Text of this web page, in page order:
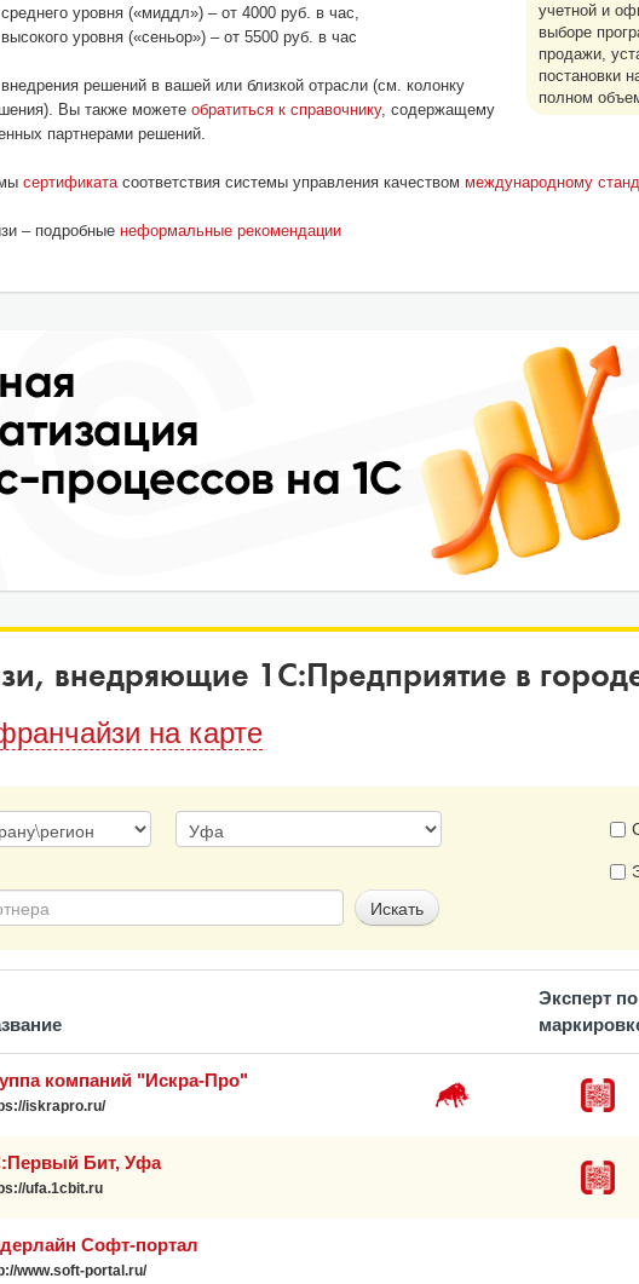
учетной и
выборе
продажи,
постановки
полном
уровня («миддл») – от 4000 руб. в час,
уровня («сеньор») – от 5500 руб. в час
решений в вашей или близкой отрасли (см. колонку
Вы также можете обратиться к справочнику, содержащему
партнерами решений.
сертификатасоответствия системы управления качеством международному
– подробные неформальные рекомендации
внедряющие 1С:Предприятие в
на карте
Эксперт по
компаний "Искра-Про"
iskrapro.ru/
Бит, Уфа
ufa.1cbit.ru
Софт-портал
www.soft-portal.ru/